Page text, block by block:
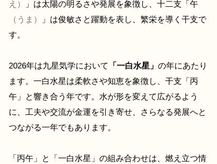
え）
」は太陽の明るさや発展を象徴し、十二支「午
（うま）
」は俊敏さと躍動を表し、繁栄を導く干支で
す。
2026年は九星気学において 「一白水星」 の年にあたり
ます。一白水星は柔軟さや知恵を象徴し、干支「丙
午」と響き合う年です。水が形を変えて広がるよう
に、工夫や交流が金運を引き寄せ、さらなる発展へと
つながる一年でもあります。
「丙午」と「一白水星」の組み合わせは、燃え立つ情